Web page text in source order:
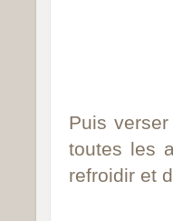
Puis
toutes les
refroidir et